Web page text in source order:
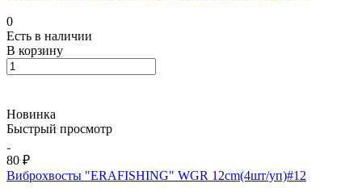
0
Есть в наличии
В корзину
Новинка
Быстрый просмотр
80 ₽
Виброхвосты "ERAFISHING" WGR 12cm(4шт/уп)#12